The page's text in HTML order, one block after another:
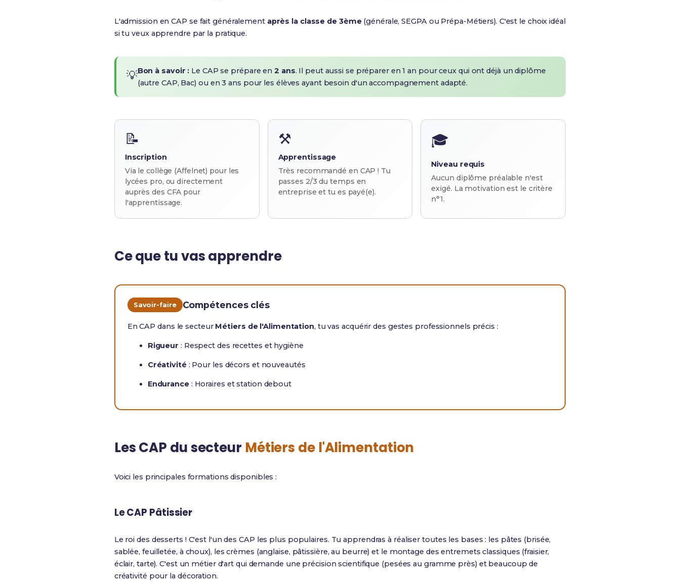
L'admission en CAP se fait généralement après la classe de 3ème(générale, SEGPA ou Prépa-Métiers). C'est le choix idéal
si tu veux apprendre par la pratique.
💡Bon à savoir : Le CAP se prépare en2 ans. Il peut aussi se préparer en 1 an pour ceux qui ont déjà un diplôme
(autre CAP, Bac) ou en 3 ans pour les élèves ayant besoin d'un accompagnement adapté.
📝
Inscription
Via le collège (Affelnet) pour les
lycées pro, ou directement
auprès des CFA pour
l'apprentissage.
⚒️
Apprentissage
Très recommandé en CAP ! Tu
passes 2/3 du temps en
entreprise et tu es payé(e).
🎓
Niveau requis
Aucun diplôme préalable n'est
exigé. La motivation est le critère
n°1.
Ce que tu vas apprendre
Savoir-faire Compétences clés
En CAP dans le secteur Métiers de l'Alimentation, tu vas acquérir des gestes professionnels précis :
Rigueur : Respect des recettes et hygiène
Créativité: Pour les décors et nouveautés
Endurance: Horaires et station debout
Les CAP du secteur Métiers de l'Alimentation
Voici les principales formations disponibles :
Le CAP Pâtissier
Le roi des desserts ! C'est l'un des CAP les plus populaires. Tu apprendras à réaliser toutes les bases : les pâtes (brisée,
sablée, feuilletée, à choux), les crèmes (anglaise, pâtissière, au beurre) et le montage des entremets classiques (fraisier,
éclair, tarte). C'est un métier d'art qui demande une précision scientifique (pesées au gramme près) et beaucoup de
créativité pour la décoration.